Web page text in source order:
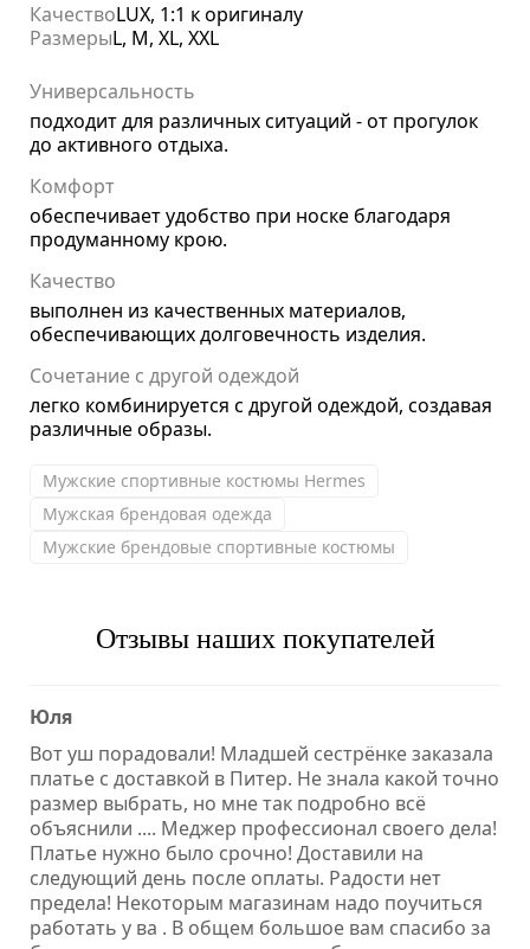
КачествоLUX, 1:1 к оригиналу
РазмерыL, M, XL, XXL
Универсальность
подходит для различных ситуаций - от прогулок
до активного отдыха.
Комфорт
обеспечивает удобство при носке благодаря
продуманному крою.
Качество
выполнен из качественных материалов,
обеспечивающих долговечность изделия.
Сочетание с другой одеждой
легко комбинируется с другой одеждой, создавая
различные образы.
Мужские спортивные костюмы Hermes
Мужская брендовая одежда
Мужские брендовые спортивные костюмы
Отзывы наших покупателей
Юля
Вот уш порадовали! Младшей сестрёнке заказала
платье с доставкой в Питер. Не знала какой точно
размер выбрать, но мне так подробно всё
объяснили .... Меджер профессионал своего дела!
Платье нужно было срочно! Доставили на
следующий день после оплаты. Радости нет
предела! Некоторым магазинам надо поучиться
работать у ва . В общем большое вам спасибо за